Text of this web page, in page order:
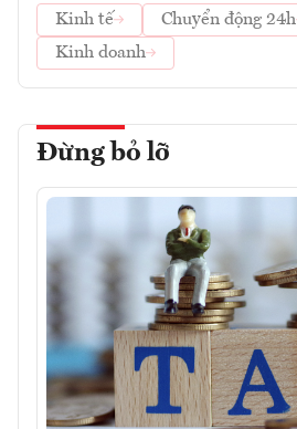
Kinh tế
Chuyển động 24h
Kinh doanh
Đừng bỏ lỡ